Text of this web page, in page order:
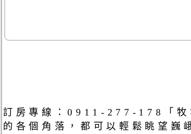
訂房專線：0911-277-178「牧
的各個角落，都可以輕鬆眺望巍